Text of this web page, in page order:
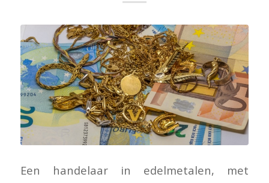
Een handelaar in edelmetalen, met